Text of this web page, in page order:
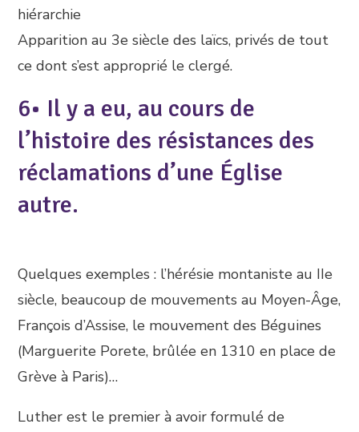
hiérarchie
Apparition au 3e siècle des laïcs, privés de tout
ce dont s’est approprié le clergé.
6• Il y a eu, au cours de
l’histoire des résistances des
réclamations d’une Église
autre.
Quelques exemples : l’hérésie montaniste au IIe
siècle, beaucoup de mouvements au Moyen-Âge,
François d’Assise, le mouvement des Béguines
(Marguerite Porete, brûlée en 1310 en place de
Grève à Paris)…
Luther est le premier à avoir formulé de